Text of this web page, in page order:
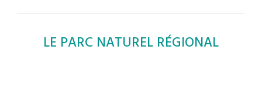
LE PARC NATUREL RÉGIONAL